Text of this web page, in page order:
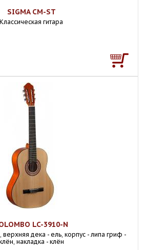
SIGMA CM-ST
Классическая гитара
LC-3910-N
верхняя дека - ель, корпус - липа гриф -
накладка - клён